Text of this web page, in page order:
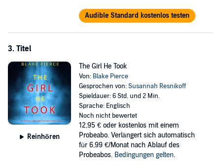
Audible Standard kostenlos testen
3. Titel
Reinhören
The Girl He Took
Von: Blake Pierce
Gesprochen von:Susannah Resnikoff
Spieldauer: 6 Std. und 2 Min.
Sprache: Englisch
Noch nicht bewertet
12,95 € oder kostenlos mit einem
Probeabo. Verlängert sich automatisch
für 6,99 €/Monat nach Ablauf des
Probeabos. Bedingungen gelten.